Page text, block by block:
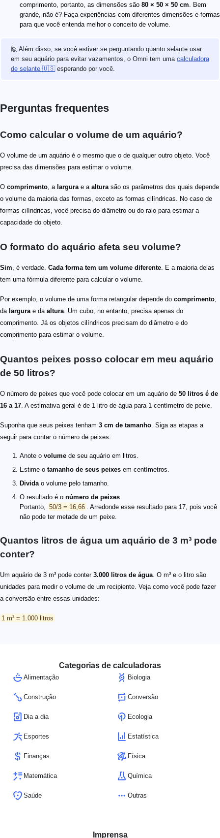
comprimento, portanto, as dimensões são 80 × 50 × 50 cm . Bem
grande, não é? Faça experiências com diferentes dimensões e formas
para que você entenda melhor o conceito de volume.
🙋 Além disso, se você estiver se perguntando quanto selante usar
em seu aquário para evitar vazamentos, o Omni tem uma calculadora
de selante 🇺🇸esperando por você.
Perguntas frequentes
Como calcular o volume de um aquário?
O volume de um aquário é o mesmo que o de qualquer outro objeto. Você
precisa das dimensões para estimar o volume.
O comprimento , a largura e a altura são os parâmetros dos quais depende
o volume da maioria das formas, exceto as formas cilíndricas. No caso de
formas cilíndricas, você precisa do diâmetro ou do raio para estimar a
capacidade do objeto.
O formato do aquário afeta seu volume?
Sim , é verdade. Cada forma tem um volume diferente . E a maioria delas
tem uma fórmula diferente para calcular o volume.
Por exemplo, o volume de uma forma retangular depende do comprimento
da largura e da altura . Um cubo, no entanto, precisa apenas do
comprimento. Já os objetos cilíndricos precisam do diâmetro e do
comprimento para estimar o volume.
Quantos peixes posso colocar em meu aquário
de 50 litros?
O número de peixes que você pode colocar em um aquário de 50 litros é de
16 a 17 . A estimativa geral é de 1 litro de água para 1 centímetro de peixe.
Suponha que seus peixes tenham 3 cm de tamanho . Siga as etapas a
seguir para contar o número de peixes:
Anote o volume de seu aquário em litros.
Estime o tamanho de seus peixes em centímetros.
Divida o volume pelo tamanho.
O resultado é o número de peixes
Portanto,
50/3 = 16,66
. Arredonde esse resultado para 17, pois você
não pode ter metade de um peixe.
Quantos litros de água um aquário de 3 m³ pode
conter?
Um aquário de 3 m³ pode conter 3.000 litros de água . O m³ e o litro são
unidades para medir o volume de um recipiente. Veja como você pode fazer
a conversão entre essas unidades:
1 m³ = 1.000 litros
Categorias de calculadoras
Alimentação Biologia
Construção Conversão
Dia a dia Ecologia
Esportes Estatística
Finanças Física
Matemática Química
Saúde Outras
Imprensa